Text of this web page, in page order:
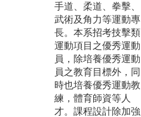
手道、柔道、拳擊、
武術及角力等運動專
長。本系招考技擊類
運動項目之優秀運動
員，除培養優秀運動
員之教育目標外，同
時也培養優秀運動教
練，體育師資等人
才。課程設計除加強